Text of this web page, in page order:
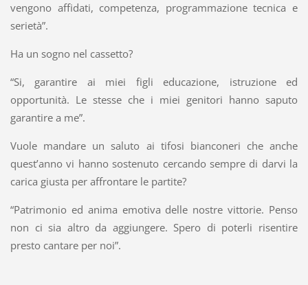
vengono affidati, competenza, programmazione tecnica e
serietà”.
Ha un sogno nel cassetto?
“Si, garantire ai miei figli educazione, istruzione ed
opportunità. Le stesse che i miei genitori hanno saputo
garantire a me”.
Vuole mandare un saluto ai tifosi bianconeri che anche
quest’anno vi hanno sostenuto cercando sempre di darvi la
carica giusta per affrontare le partite?
“Patrimonio ed anima emotiva delle nostre vittorie. Penso
non ci sia altro da aggiungere. Spero di poterli risentire
presto cantare per noi”.